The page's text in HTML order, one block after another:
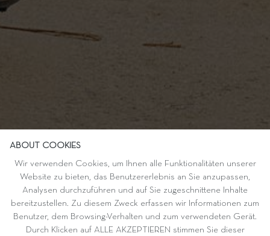
ABOUT COOKIES
Wir verwenden Cookies, um Ihnen alle Funktionalitäten unserer
Website zu bieten, das Benutzererlebnis an Sie anzupassen,
Analysen durchzuführen und auf Sie zugeschnittene Inhalte
bereitzustellen. Zu diesem Zweck erfassen wir Informationen zum
Benutzer, dem Browsing-Verhalten und zum verwendeten Gerät.
Durch Klicken auf ALLE AKZEPTIEREN stimmen Sie dieser